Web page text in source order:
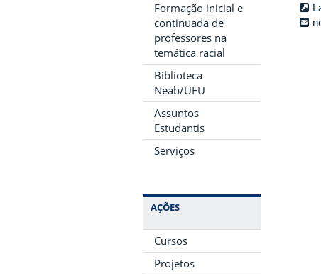
Formação inicial e
continuada de
professores na
temática racial
Biblioteca
Neab/UFU
Assuntos
Estudantis
Serviços
AÇÕES
Cursos
Projetos